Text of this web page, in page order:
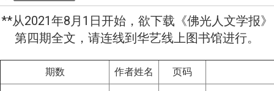
**从2021年8月1日开始，欲下载《佛光人文学报》
第四期全文，请连线到华艺线上图书馆进行。
期数 作者姓名 页码